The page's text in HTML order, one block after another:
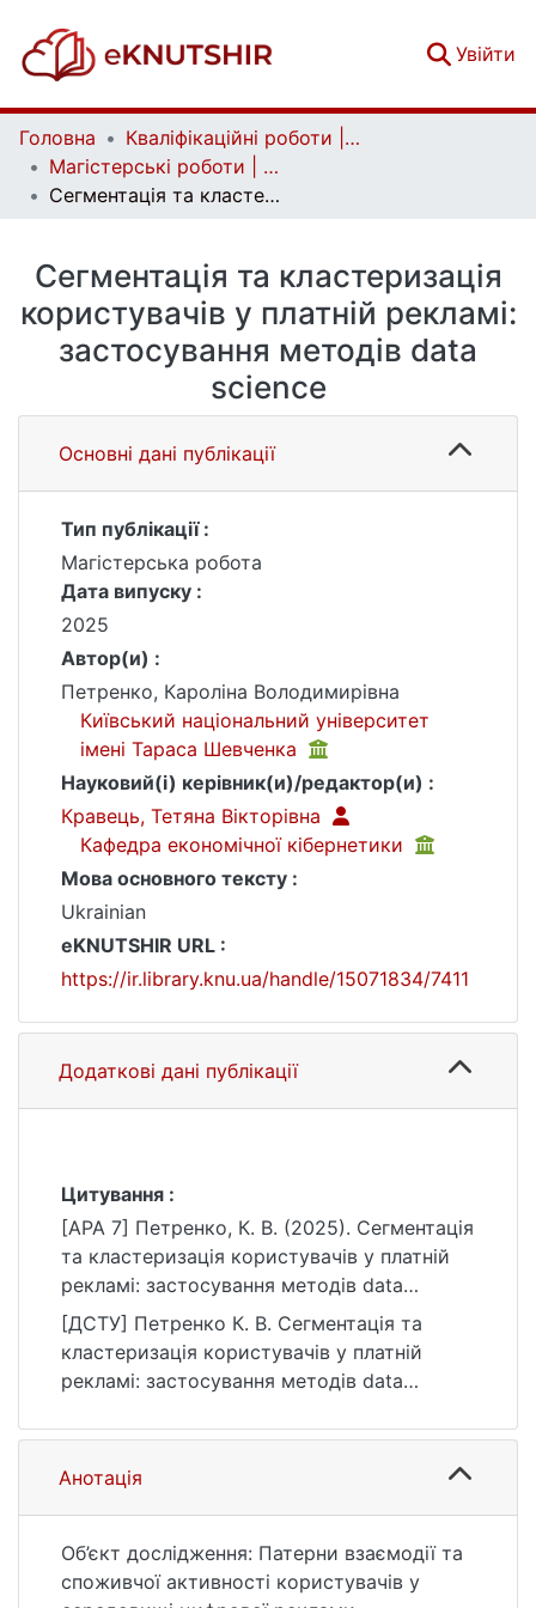
Увійти
Головна
Кваліфікаційні роботи | Qualifying works
Магістерські роботи | Master's theses
Сегментація та кластеризація користувачів у платній рекламі: застосування методів data science
Сегментація та кластеризація
користувачів у платній рекламі:
застосування методів data
science
Основні дані публікації
Тип публікації :
Магістерська робота
Дата випуску :
2025
Автор(и) :
Петренко, Кароліна Володимирівна
Київський національний університет
імені Тараса Шевченка
Науковий(і) керівник(и)/редактор(и) :
Кравець, Тетяна Вікторівна
Кафедра економічної кібернетики
Мова основного тексту :
Ukrainian
eKNUTSHIR URL :
https://ir.library.knu.ua/handle/15071834/7411
Додаткові дані публікації
Цитування :
[APA 7] Петренко, К. В. (2025). Сегментація
та кластеризація користувачів у платній
рекламі: застосування методів data
science [Магістерська робота, Київський
національний університет імені Тараса
Шевченка]. eKNUTSHIR.
https://ir.library.knu.ua/handle/15071834/7411
[ДСТУ] Петренко К. В. Сегментація та
кластеризація користувачів у платній
рекламі: застосування методів data
051 Економіка / наук. кер. Т. В. Кравець.
Київ, 2025. 56 с. URL:
https://ir.library.knu.ua/handle/15071834/7411
Анотація
Об’єкт дослідження: Патерни взаємодії та
споживчої активності користувачів у